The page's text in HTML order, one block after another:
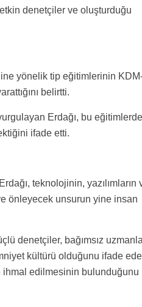
denetçiler ve oluşturduğu
yönelik tip eğitimlerinin
belirtti.
Erdağı, bu eğitimlerde
ifade etti.
teknolojinin, yazılımların
önleyecek unsurun yine insan
denetçiler, bağımsız
kültürü olduğunu ifade
ihmal edilmesinin bulunduğunu